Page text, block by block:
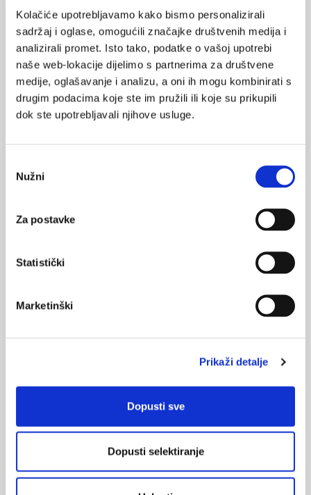
Kolačiće upotrebljavamo kako bismo personalizirali
sadržaj i oglase, omogućili značajke društvenih medija i
analizirali promet. Isto tako, podatke o vašoj upotrebi
naše web-lokacije dijelimo s partnerima za društvene
medije, oglašavanje i analizu, a oni ih mogu kombinirati s
drugim podacima koje ste im pružili ili koje su prikupili
dok ste upotrebljavali njihove usluge.
pristanka
Nužni
Za postavke
Statistički
Marketinški
Prikaži detalje
Dopusti sve
Dopusti selektiranje
trombocitopenija
POVRATAK
NA VRH
VEZANI SADRŽAJ
mijelodisplastičnom sindromu
Anemija kronične bolesti
02.10.2018.
17.09.2018.
NAJPOPULARNIJE >
<
21.10.2015.